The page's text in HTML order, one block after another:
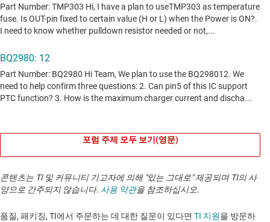
포럼 주제 모두 보기(영문)
콘텐츠는 TI 및 커뮤니티 기고자에 의해 "있는 그대로" 제공되며 TI의 사
양으로 간주되지 않습니다. 사용 약관을 참조하십시오.
품질, 패키징, TI에서 주문하는 데 대한 질문이 있다면 TI 지원을 방문하